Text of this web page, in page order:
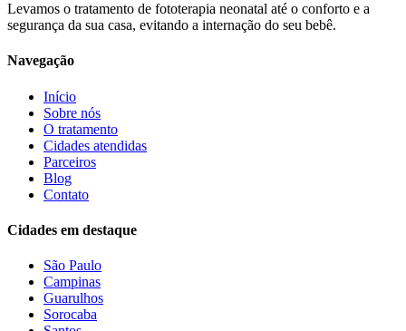
Levamos o tratamento de fototerapia neonatal até o conforto e a
segurança da sua casa, evitando a internação do seu bebê.
Navegação
Início
Sobre nós
O tratamento
Cidades atendidas
Parceiros
Blog
Contato
Cidades em destaque
São Paulo
Campinas
Guarulhos
Sorocaba